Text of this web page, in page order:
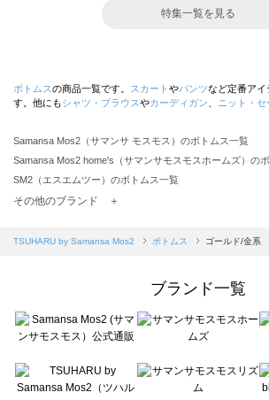
特集一覧を見る
ボトムスの商品一覧です。 スカート やパンツなど定番アイ
す。他にもシャツ・ブラウスやカーディガン ニット・セ
Samansa Mos2（サマンサ モスモス）のボトムス一覧
Samansa Mos2 home's（サマンサモスモスホームズ）の
SM2（エスエムツー）のボトムス一覧
TSUHARU by Samansa Mos2（ツハルバイサマンサモス
Samansa Mos2 blue（サマンサモスモス ブルー）のボトム
sō4ū（ソウフォーユー）のボトムス一覧
Te chichi（テチチ）のボトムス一覧
Te chichi CLASSIC（テチチ クラシック）のボトムス一覧
Lugnoncure（ルノンキュール）のボトムス一覧
BETTY'S BLUE（べティーズブルー）のボトムス一覧
その他のブランド ＋
TSUHARU by Samansa Mos2 ボトムス ゴールド/金系
ブランド一覧